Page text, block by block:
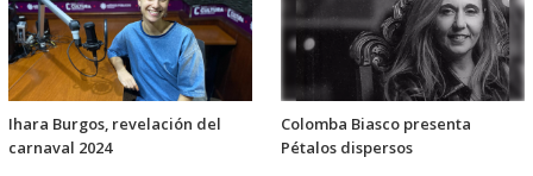
Ihara Burgos, revelación del
carnaval 2024
Colomba Biasco presenta
Pétalos dispersos